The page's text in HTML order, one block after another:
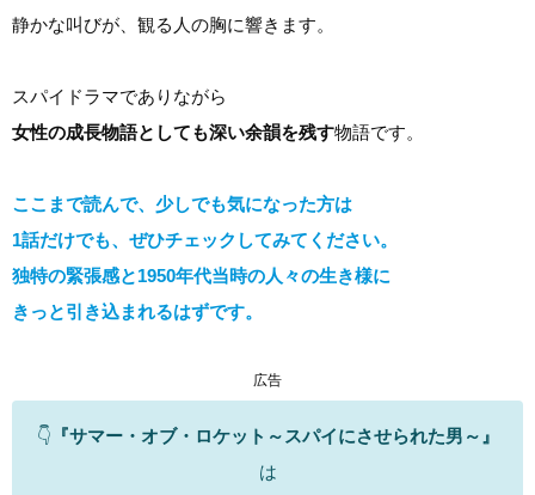
静かな叫びが、観る人の胸に響きます。
スパイドラマでありながら
女性の成長物語としても深い余韻を残す物語です。
ここまで読んで、少しでも気になった方は
1話だけでも、ぜひチェックしてみてください。
独特の緊張感と1950年代当時の人々の生き様に
きっと引き込まれるはずです。
広告
👇 『サマー・オブ・ロケット～スパイにさせられた男～』
は